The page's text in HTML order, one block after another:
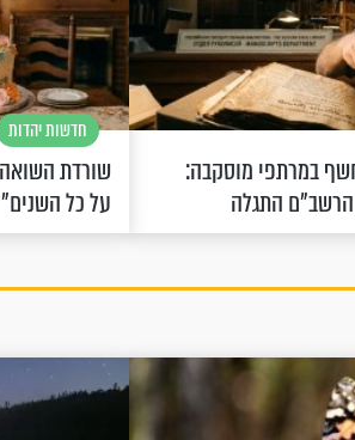
במרתפי מוסקבה:
הרשב"ם התגלה
חדשות יהדות
על כל השנים"